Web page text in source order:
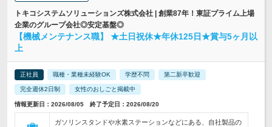
トキコシステムソリューションズ株式会社 | 創業87年！東証プライム上場
企業のグループ会社◎安定基盤◎
【機械メンテナンス職】 ★土日祝休★年休125日★賞与5ヶ月以
上
正社員 職種・業種未経験OK 学歴不問 第二新卒歓迎
完全週休2日制 女性のおしごと掲載中
情報更新日：2026/08/05 終了予定日：2026/08/20
ガソリンスタンドや水素ステーションなどにある、自社製品の